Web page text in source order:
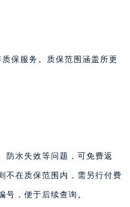
保服务。质保范围涵盖所更
防水失效等问题，可免费返
不在质保范围内，需另行付费
号，便于后续查询。